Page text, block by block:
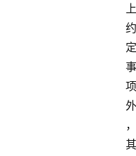
上
约
定
事
项
外
，
其